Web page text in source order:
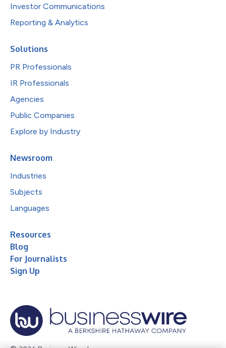
Investor Communications
Reporting & Analytics
Solutions
PR Professionals
IR Professionals
Agencies
Public Companies
Explore by Industry
Newsroom
Industries
Subjects
Languages
Resources
Blog
For Journalists
Sign Up